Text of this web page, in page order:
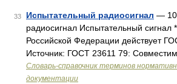
33 Испытательный радиосигнал —
радиосигнал Испытательный сигнал
Российской Федерации действует
Источник: ГОСТ 23611 79:
Словарь-справочник терминов
документации